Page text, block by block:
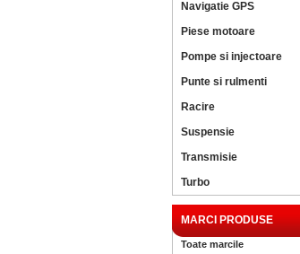
Navigatie GPS
Piese motoare
Pompe si injectoare
Punte si rulmenti
Racire
Suspensie
Transmisie
Turbo
MARCI PRODUSE
Toate marcile